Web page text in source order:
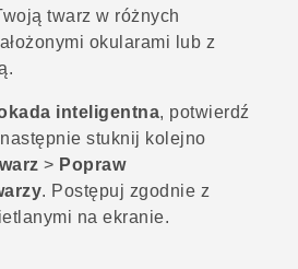
twarz w różnych
okularami lub z
inteligentna, potwierdź
stuknij kolejno
> Popraw
. Postępuj zgodnie z
na ekranie.